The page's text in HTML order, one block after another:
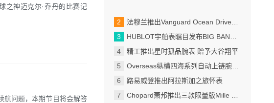
之神迈克尔·乔丹的比赛记
航问题，本期节目将会解答
法穆兰推出Vanguard Ocean Drive限量版腕表
HUBLOT宇舶表瞩目发布BIG BANG蓝宝石天蓝色腕表
精工推出星时孤品腕表 赠予大谷翔平
Overseas纵横四海系列自动上链腕表 两款34.5毫米全新款式设计 大胆醒目的绚彩配色 为运动时尚腕表增添温婉柔美的女性特质
路易威登推出阿拉斯加之旅怀表
Chopard萧邦推出三款限量版Mille Miglia Classic计时码表